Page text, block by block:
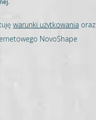
warunki użytkowania oraz
NovoShape